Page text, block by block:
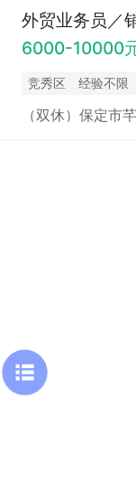
6000-10000
竞秀区 经验不限
（双休）保定市